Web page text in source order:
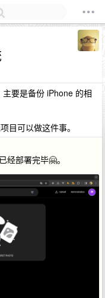
要是备份 iPhone 的相
目可以做这件事。
部署完毕🤗。